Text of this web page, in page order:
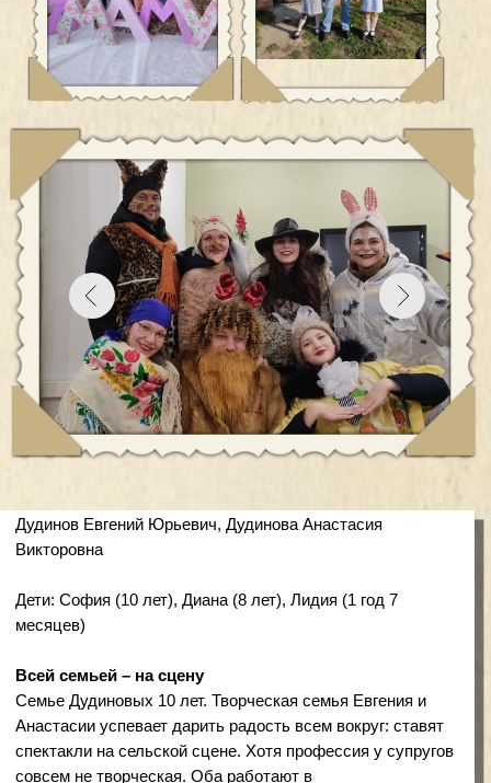
Дудинов Евгений Юрьевич, Дудинова Анастасия
Викторовна
Дети: София (10 лет), Диана (8 лет), Лидия (1 год 7
месяцев)
Всей семьей – на сцену
Семье Дудиновых 10 лет. Творческая семья Евгения и
Анастасии успевает дарить радость всем вокруг: ставят
спектакли на сельской сцене. Хотя профессия у супругов
совсем не творческая. Оба работают в
правоохранительных органах.
Глава семьи Евгений Юрьевич – заместитель начальника
отделения полиции. За образцовое исполнение
Жеглов в юбке», – говорит она про себя. За
добросовестный труд награждена медалью «За
безупречную службу» III степени.
пришли в один ЗАГС», – шутит Анастасия. Супруги
Дудиновы идут по жизни с юмором. «Семейные лодки
В 2015 году Дудиновы придумали театральное
самодеятельное объединение «Сибирские сказители».
постановщик спектаклей, концертных программ,
музыкальных постановок, детских праздников и даже
актриса – сама играет роли в постановках. Многодетный